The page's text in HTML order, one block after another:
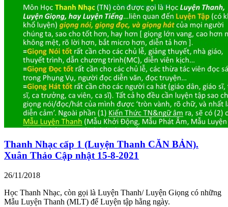
Thanh Nhạc cấp 1 (Luyện Thanh CĂN BẢN).
Xuân Thảo Cập nhật 15-8-2021
26/11/2018
Học Thanh Nhạc, còn gọi là Luyện Thanh/ Luyện Giọng có những
Mẫu Luyện Thanh (MLT) để Luyện tập hằng ngày.